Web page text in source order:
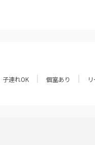
子連れOK 個室あり